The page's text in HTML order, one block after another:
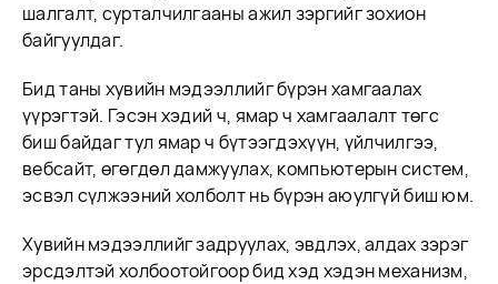
шалгалт, сурталчилгааны ажил зэргийг зохион
байгуулдаг.
Бид таны хувийн мэдээллийг бүрэн хамгаалах
үүрэгтэй. Гэсэн хэдий ч, ямар ч хамгаалалт төгс
биш байдаг тул ямар ч бүтээгдэхүүн, үйлчилгээ,
вебсайт, өгөгдөл дамжуулах, компьютерын систем,
эсвэл сүлжээний холболт нь бүрэн аюулгүй биш юм.
Хувийн мэдээллийг задруулах, эвдлэх, алдах зэрэг
эрсдэлтэй холбоотойгоор бид хэд хэдэн механизм,